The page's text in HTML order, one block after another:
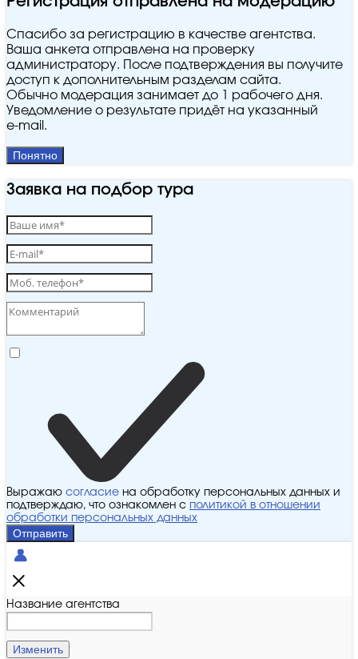
Спасибо за регистрацию в качестве агентства.
Ваша анкета отправлена на проверку
администратору. После подтверждения вы получите
доступ к дополнительным разделам сайта.
Обычно модерация занимает до 1 рабочего дня.
Уведомление о результате придёт на указанный
e‑mail.
Понятно
Заявка на подбор тура
Выражаю согласие на обработку персональных данных и
подтверждаю, что ознакомлен с политикой в отношении
обработки персональных данных
Отправить
Название агентства
Изменить